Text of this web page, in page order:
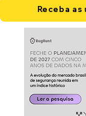
Receba